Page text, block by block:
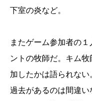
下室の炎など。
またゲーム参加者の
ントの牧師だ。キム
加したかは語られな
過去があるのは間違